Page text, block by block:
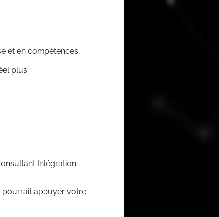
et en com­pé­tences,
plus
Inté­gra­tion
pour­rait appuyer votre